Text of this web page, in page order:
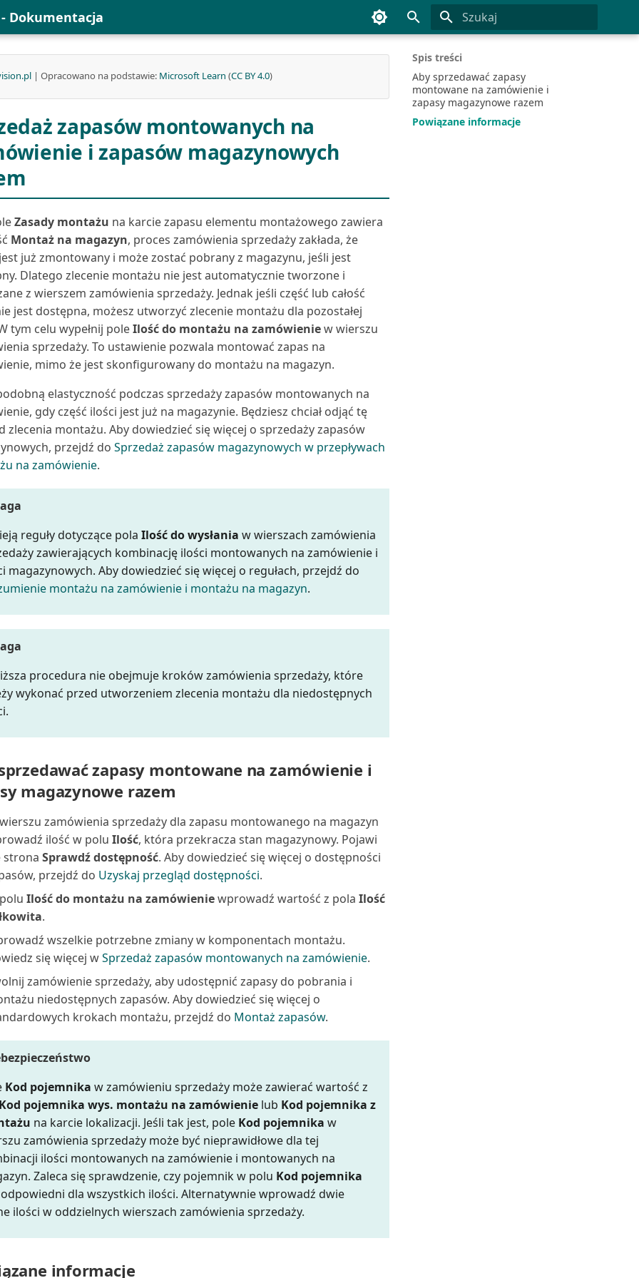
Dokumentacja
Spis treści
Aby sprzedawać zapasy
montowane na zamówienie i
zapasy magazynowe razem
Powiązane informacje
| Opracowano na podstawie: Microsoft Learn (CC BY 4.0)
zapasów montowanych na
i zapasów magazynowych
Zasady montażu na karcie zapasu elementu montażowego zawiera
Montaż na magazyn, proces zamówienia sprzedaży zakłada, że
już zmontowany i może zostać pobrany z magazynu, jeśli jest
Dlatego zlecenie montażu nie jest automatycznie tworzone i
z wierszem zamówienia sprzedaży. Jednak jeśli część lub całość
jest dostępna, możesz utworzyć zlecenie montażu dla pozostałej
tym celu wypełnij poleIlość do montażu na zamówieniew wierszu
sprzedaży. To ustawienie pozwala montować zapas na
mimo że jest skonfigurowany do montażu na magazyn.
elastyczność podczas sprzedaży zapasów montowanych na
gdy część ilości jest już na magazynie. Będziesz chciał odjąć tę
zlecenia montażu. Aby dowiedzieć się więcej o sprzedaży zapasów
przejdź do Sprzedaż zapasów magazynowych w przepływach
na zamówienie.
reguły dotyczące pola Ilość do wysłania w wierszach zamówienia
zawierających kombinację ilości montowanych na zamówienie i
magazynowych. Aby dowiedzieć się więcej o regułach, przejdź do
montażu na zamówienie i montażu na magazyn.
procedura nie obejmuje kroków zamówienia sprzedaży, które
wykonać przed utworzeniem zlecenia montażu dla niedostępnych
zapasy montowane na zamówienie i
magazynowe razem
zamówienia sprzedaży dla zapasu montowanego na magazyn
ilość w polu Ilość, która przekracza stan magazynowy. Pojawi
strona Sprawdź dostępność. Aby dowiedzieć się więcej o dostępności
przejdź do Uzyskaj przegląd dostępności.
Ilość do montażu na zamówieniewprowadź wartość z pola Ilość
.
wszelkie potrzebne zmiany w komponentach montażu.
się więcej wSprzedaż zapasów montowanych na zamówienie.
zamówienie sprzedaży, aby udostępnić zapasy do pobrania i
niedostępnych zapasów. Aby dowiedzieć się więcej o
krokach montażu, przejdź do Montaż zapasów.
Kod pojemnika w zamówieniu sprzedaży może zawierać wartość z
Kod pojemnika wys. montażu na zamówienielub Kod pojemnika z
na karcie lokalizacji. Jeśli tak jest, pole Kod pojemnika w
zamówienia sprzedaży może być nieprawidłowe dla tej
ilości montowanych na zamówienie i montowanych na
Zaleca się sprawdzenie, czy pojemnik w polu Kod pojemnika
dla wszystkich ilości. Alternatywnie wprowadź dwie
ilości w oddzielnych wierszach zamówienia sprzedaży.
informacje